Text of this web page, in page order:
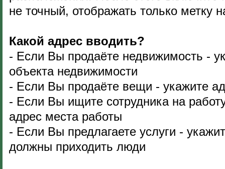
не точный, отображать только метку
Какой адрес вводить?
- Если Вы продаёте недвижимость -
объекта недвижимости
- Если Вы продаёте вещи - укажите
- Если Вы ищите сотрудника на
адрес места работы
- Если Вы предлагаете услуги -
должны приходить люди